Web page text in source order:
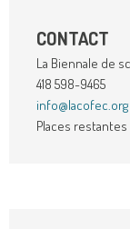
CONTACT
La Biennale de
418 598-9465
info@lacofec.org
Places restantes